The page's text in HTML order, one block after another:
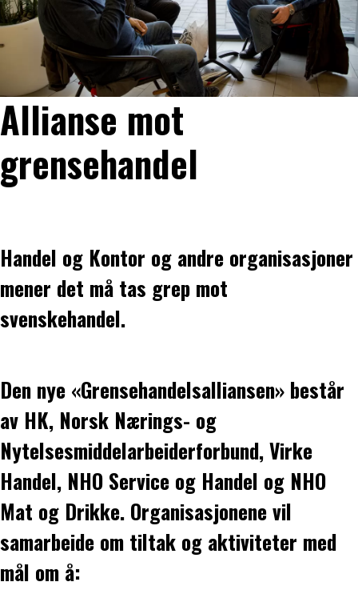
Allianse mot
grensehandel
Handel og Kontor og andre organisasjoner
mener det må tas grep mot
svenskehandel.
Den nye «Grensehandelsalliansen» består
av HK, Norsk Nærings- og
Nytelsesmiddelarbeiderforbund, Virke
Handel, NHO Service og Handel og NHO
Mat og Drikke. Organisasjonene vil
samarbeide om tiltak og aktiviteter med
mål om å: